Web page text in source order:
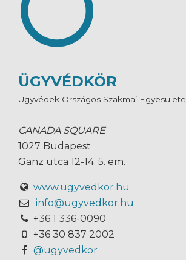
ÜGYVÉDKÖR
Ügyvédek Országos Szakmai Egyesülete
CANADA SQUARE
1027 Budapest
Ganz utca 12-14. 5. em.
www.ugyvedkor.hu
info@ugyvedkor.hu
+36 1 336-0090
+36 30 837 2002
@ugyvedkor